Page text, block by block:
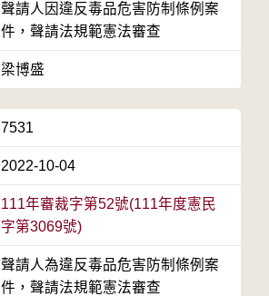
聲請人因違反毒品危害防制條例案
件，聲請法規範憲法審查
梁博盛
7531
2022-10-04
111年審裁字第52號(111年度憲民
字第3069號)
聲請人為違反毒品危害防制條例案
件，聲請法規範憲法審查